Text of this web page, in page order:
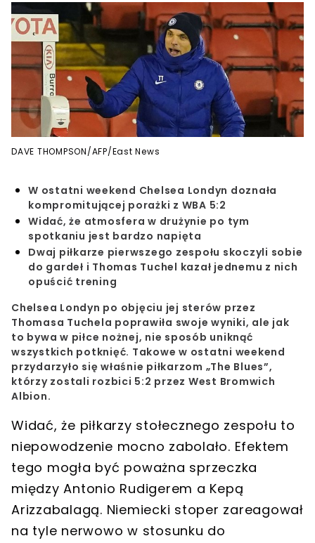
DAVE THOMPSON/AFP/East News
W ostatni weekend Chelsea Londyn doznała
kompromitującej porażki z WBA 5:2
Widać, że atmosfera w drużynie po tym
spotkaniu jest bardzo napięta
Dwaj piłkarze pierwszego zespołu skoczyli sobie
do gardeł i Thomas Tuchel kazał jednemu z nich
opuścić trening
Chelsea Londyn po objęciu jej sterów przez
Thomasa Tuchela poprawiła swoje wyniki, ale jak
to bywa w piłce nożnej, nie sposób uniknąć
wszystkich potknięć. Takowe w ostatni weekend
przydarzyło się właśnie piłkarzom „The Blues”,
którzy zostali rozbici 5:2 przez West Bromwich
Albion.
Widać, że piłkarzy stołecznego zespołu to
niepowodzenie mocno zabolało. Efektem
tego mogła być poważna sprzeczka
między Antonio Rudigerem a Kepą
Arizzabalagą. Niemiecki stoper zareagował
na tyle nerwowo w stosunku do